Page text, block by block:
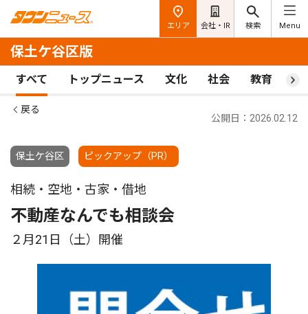
エリア 会社・IR 検索 Menu
保土ケ谷区版
すべて トップニュース 文化 社会 教育 ス
戻る
保土ケ谷区 ピックアップ（PR）
公開日：2026.02.12
相続・空地・古家・借地
不動産なんでも相談会
２月21日（土）開催